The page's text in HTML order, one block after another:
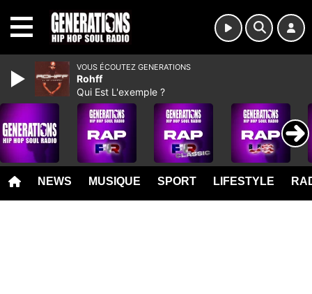
NEWS MUSIQUE SPORT LIFESTYLE
VOUS ÉCOUTEZ GENERATIONS
Rohff
Qui Est L'exemple ?